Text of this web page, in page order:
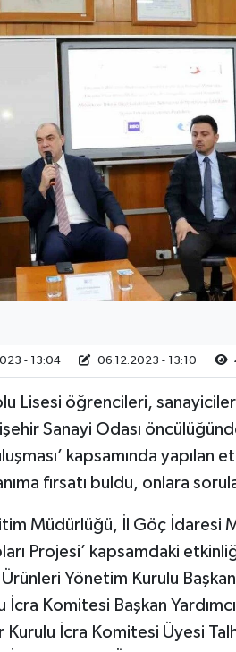
- 13:04 06.12.2023 - 13:10
Lisesi öğrencileri,
Sanayi Odası
kapsamında yapılan
fırsatı buldu, onlara
Müdürlüğü, İl Göç İdaresi
Projesi’ kapsamdaki
Yönetim Kurulu
Komitesi Başkan
İcra Komitesi Üyesi